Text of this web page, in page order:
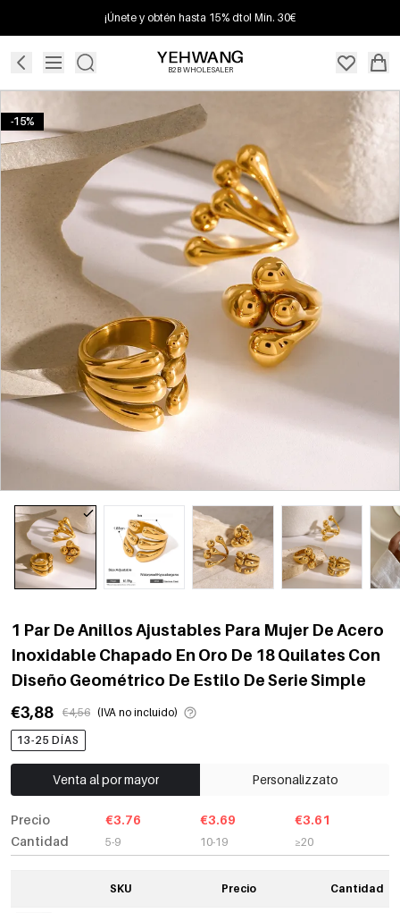
¡Únete y obtén hasta 15% dto! Mín. 30€
B2B WHOLESALER
-15%
1 Par De Anillos Ajustables Para Mujer De Acero
Inoxidable Chapado En Oro De 18 Quilates Con
Diseño Geométrico De Estilo De Serie Simple
€3,88
€4,56 (IVA no incluido)
13-25 DÍAS
Venta al por mayor Personalizzato
Precio
Cantidad
€3.76
5-9
€3.69
10-19
€3.61
≥20
SKU Precio Cantidad